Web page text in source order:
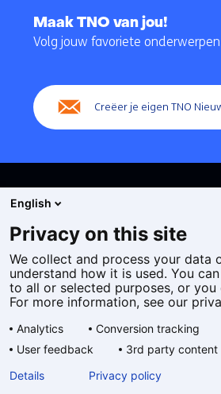
navigatie
Maak TNO van jou!
Volg jouw favoriete
Creëer je eigen TNO
Cookies
Privacy statement
Toegankelijkheid
Algemene voorwaarden
taal:
English
Privacy on this site
We collect and process your data
understand how it is used. You
to all or selected purposes, or you
For more information, see our
Analytics Conversion tracking
User feedback
3rd party content
Details
Privacy policy